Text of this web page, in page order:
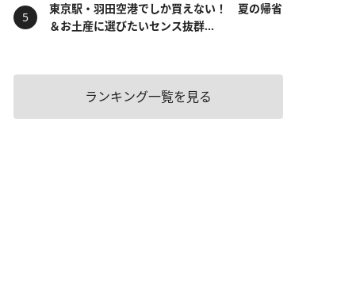
東京駅・羽田空港でしか買えない！ 夏の帰省
＆お土産に選びたいセンス抜群...
ランキング一覧を見る